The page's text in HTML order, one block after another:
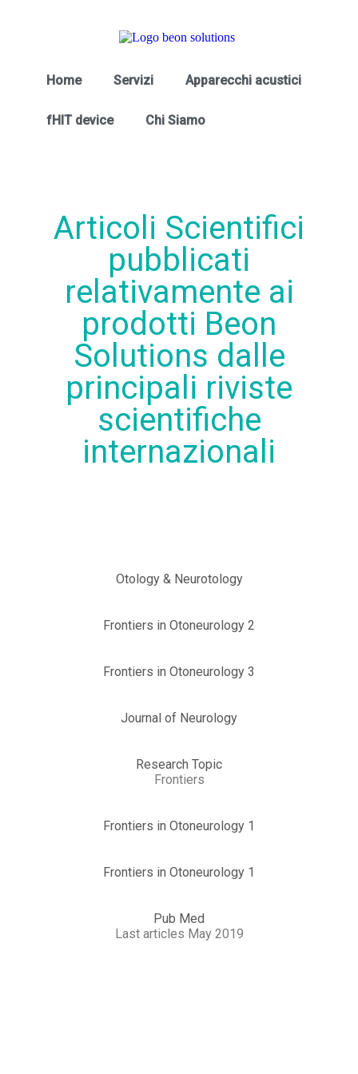
Home Servizi Apparecchi acustici
fHIT device Chi Siamo
Articoli Scientifici
pubblicati
relativamente ai
prodotti Beon
Solutions dalle
principali riviste
scientifiche
internazionali
Otology & Neurotology
Frontiers in Otoneurology 2
Frontiers in Otoneurology 3
Journal of Neurology
Research Topic
Frontiers
Frontiers in Otoneurology 1
Frontiers in Otoneurology 1
Pub Med
Last articles May 2019